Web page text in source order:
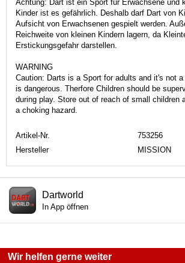
Achtung: Dart ist ein Sport für Erwachsene und
Kinder ist es gefährlich. Deshalb darf Dart von
Aufsicht von Erwachsenen gespielt werden.
Reichweite von kleinen Kindern lagern, da
Erstickungsgefahr darstellen.
WARNING
Caution: Darts is a Sport for adults and it's not
is dangerous. Therfore Children should be
during play. Store out of reach of small children
a choking hazard.
Artikel-Nr.
753256
Hersteller
MISSION
Dartworld
In App öffnen
Wir helfen gerne weiter